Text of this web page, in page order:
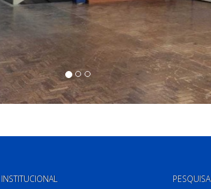
INSTITUCIONAL
PESQUISA